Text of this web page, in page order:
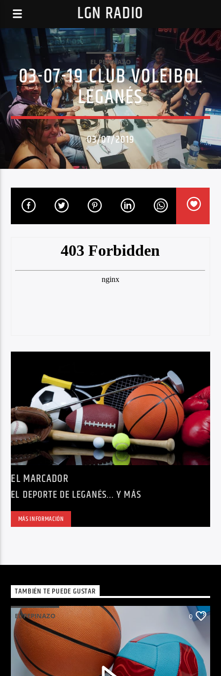
LGN RADIO
EL PEPINAZO
03-07-19 CLUB VOLEIBOL
LEGANÉS
03/07/2019
EL MARCADOR
EL DEPORTE DE LEGANÉS... Y MÁS
MÁS INFORMACIÓN
TAMBIÉN TE PUEDE GUSTAR
EL PEPINAZO 0